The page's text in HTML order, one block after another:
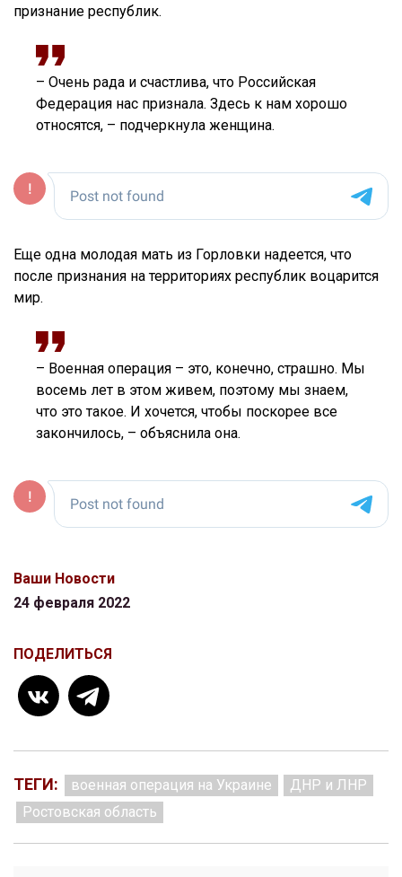
признание республик.
– Очень рада и счастлива, что Российская
Федерация нас признала. Здесь к нам хорошо
относятся, – подчеркнула женщина.
Еще одна молодая мать из Горловки надеется, что
после признания на территориях республик воцарится
мир.
– Военная операция – это, конечно, страшно. Мы
восемь лет в этом живем, поэтому мы знаем,
что это такое. И хочется, чтобы поскорее все
закончилось, – объяснила она.
Ваши Новости
24 февраля 2022
ПОДЕЛИТЬСЯ
ТЕГИ: военная операция на Украине
ДНР и ЛНР
Ростовская область